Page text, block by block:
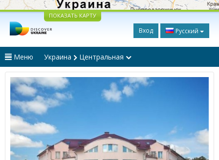
ПОКАЗАТЬ КАРТУ
Вход Русский
Меню Украина Центральная